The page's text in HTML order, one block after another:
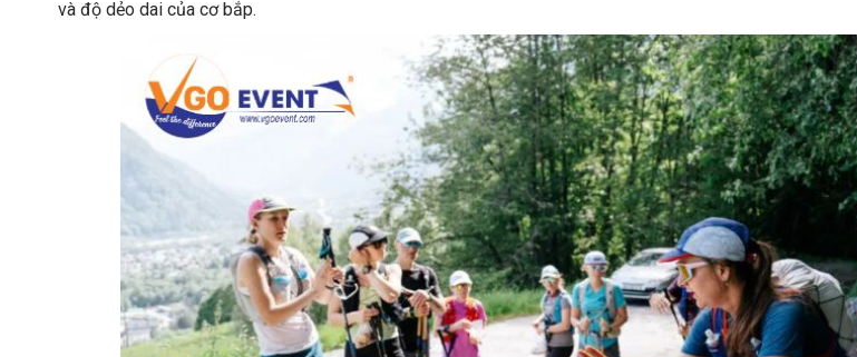
và độ dẻo dai của cơ bắp.